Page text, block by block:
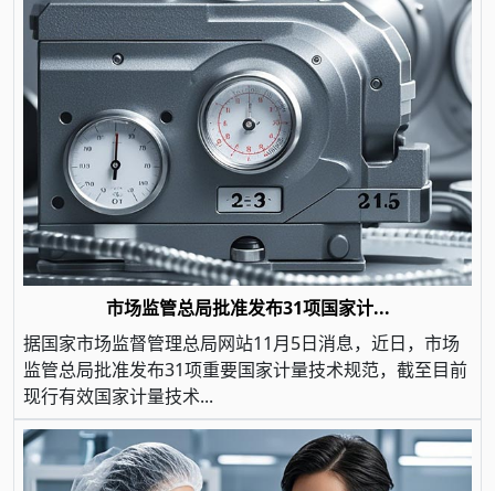
市场监管总局批准发布31项国家计...
据国家市场监督管理总局网站11月5日消息，近日，市场
监管总局批准发布31项重要国家计量技术规范，截至目前
现行有效国家计量技术...